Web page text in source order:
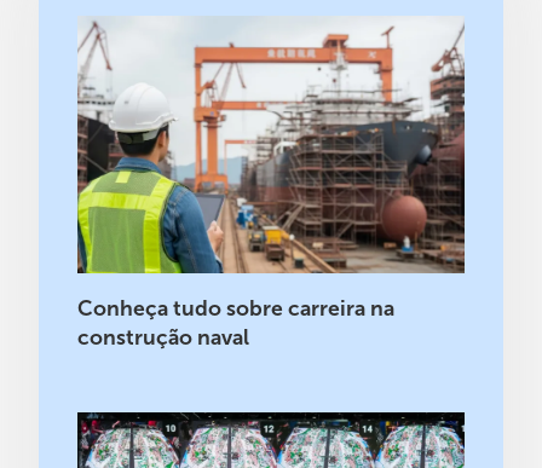
Conheça tudo sobre carreira na
construção naval